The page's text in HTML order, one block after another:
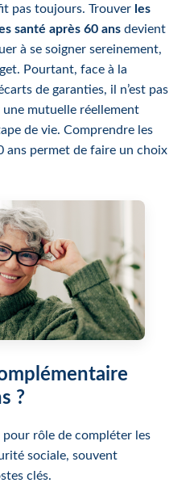
pas toujours. Trouver les
santé après 60 ans devient
à se soigner sereinement,
Pourtant, face à la
de garanties, il n’est pas
mutuelle réellement
de vie. Comprendre les
ans permet de faire un choix
?
pour rôle de compléter les
sociale, souvent
clés.